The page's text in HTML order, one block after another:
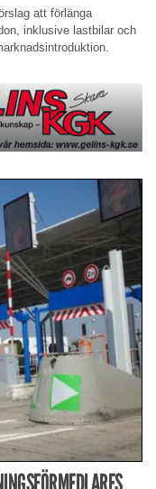
att förlänga
inklusive lastbilar och